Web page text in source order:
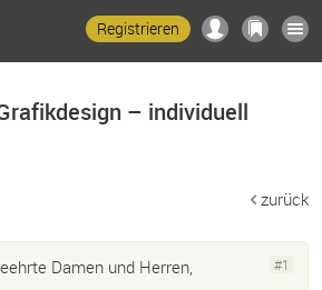
Registrieren
– individuell
zurück
#1
Damen und Herren,